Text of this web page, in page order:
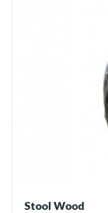
Stool Wood